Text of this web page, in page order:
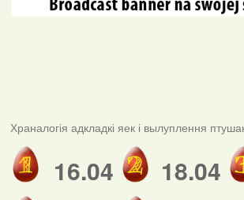
Храналогія адкладкі яек і вылуплення
16.04 18.04